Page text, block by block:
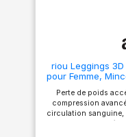
riou Leggings
pour Femme,
Pantalon de
Perte de poids
compression
circulation sanguine,
plus rapidement.